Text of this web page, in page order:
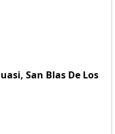
San Blas De Los